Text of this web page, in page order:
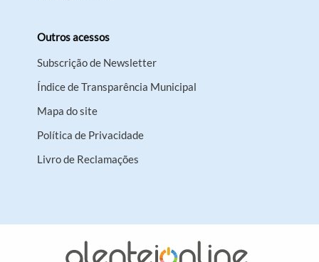
Outros acessos
Subscrição de Newsletter
Índice de Transparência Municipal
Mapa do site
Política de Privacidade
Livro de Reclamações